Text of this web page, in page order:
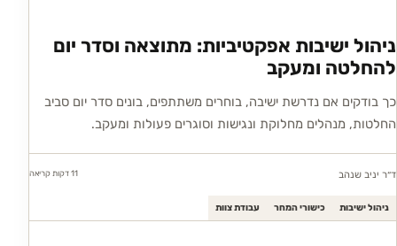
ניהול ישיבות אפקטיביות: מתוצאה וסדר יום
להחלטה ומעקב
כך בודקים אם נדרשת ישיבה, בוחרים משתתפים, בונים סדר יום סביב
החלטות, מנהלים מחלוקת ונגישות וסוגרים פעולות ומעקב.
ד״ר יניב שנהב 11 דקות קריאה
ניהול ישיבות כישורי המחר עבודת צוות